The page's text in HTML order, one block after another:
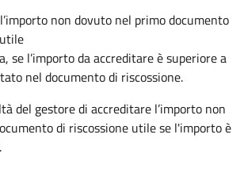
non dovuto nel primo documento
se l’importo da accreditare è superiore a
nel documento di riscossione.
del gestore di accreditare l’importo non
di riscossione utile se l'importo è